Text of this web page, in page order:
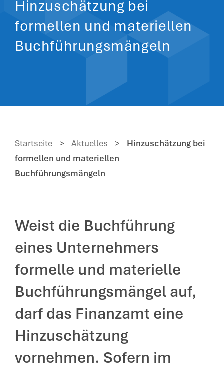
Hinzuschätzung bei
formellen und materiellen
Buchführungsmängeln
Startseite > Aktuelles >
Hinzuschätzung bei
formellen und materiellen
Buchführungsmängeln
Weist die Buchführung
eines Unternehmers
formelle und materielle
Buchführungsmängel auf,
darf das Finanzamt eine
Hinzuschätzung
vornehmen. Sofern im